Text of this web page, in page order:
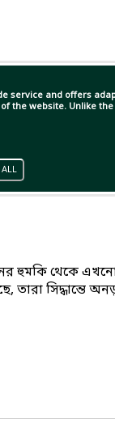
service and offers
the website. Unlike
ALL
হুমকি থেকে
তারা সিদ্ধান্তে